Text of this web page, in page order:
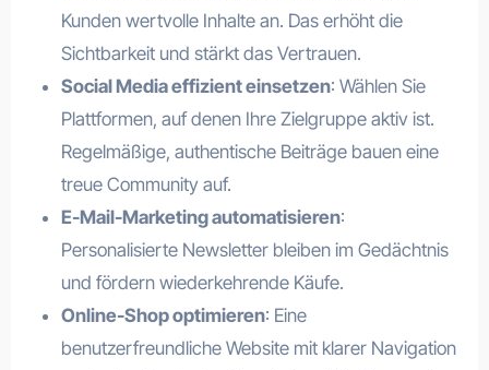
Kunden wertvolle Inhalte an. Das erhöht die
Sichtbarkeit und stärkt das Vertrauen.
Social Media effizient einsetzen: Wählen Sie
Plattformen, auf denen Ihre Zielgruppe aktiv ist.
Regelmäßige, authentische Beiträge bauen eine
treue Community auf.
E-Mail-Marketing automatisieren:
Personalisierte Newsletter bleiben im Gedächtnis
und fördern wiederkehrende Käufe.
Online-Shop optimieren: Eine
benutzerfreundliche Website mit klarer Navigation